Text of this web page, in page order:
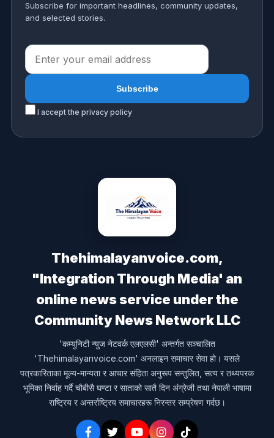
Subscribe for important headlines, community updates,
and selected stories.
I accept the privacy policy
Thehimalayanvoice.com,
"Integration Through Media' an
online news service under the
Community News Network LLC
'कम्युनिटी न्युज नेटवर्क एलएलसी' अन्तर्गत सञ्चालित
'Thehimalayanvoice.com' अनलाइन समाचार सेवा हो। यसले
पत्रकारिताका मूल्य-मान्यता र आचार संहिता अनुरूप सन्तुलित, सत्य र तथ्यपरक
भूमिका निर्वाह गर्दै चौबीसै घण्टा र साताको सातै दिन अंग्रेजी तथा नेपाली भाषामा
राष्ट्रिय र अन्तर्राष्ट्रिय समाचारहरू निरन्तर सम्प्रेषण गर्दछ।